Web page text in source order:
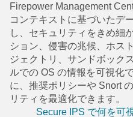
Firepower Management
コンテキストに基づいたデ
し、セキュリティをきめ細
ション、侵害の兆候、ホス
ジェクトリ、サンドボック
ルでの OS の情報を可視化
に、推奨ポリシーや Snort
リティを最適化できます。
Secure IPS で何を可